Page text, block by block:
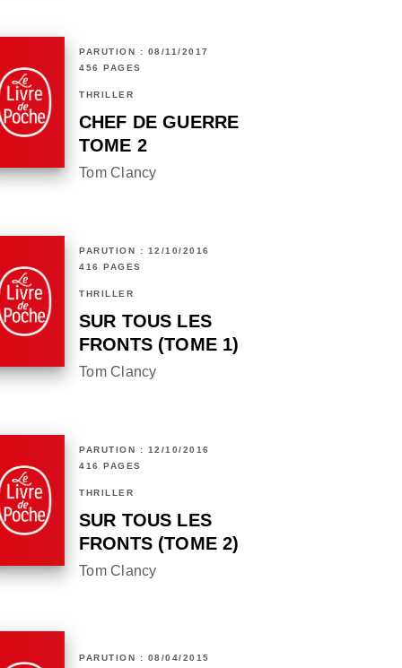
PARUTION : 08/11/2017
456 PAGES
THRILLER
CHEF DE GUERRE
TOME 2
Tom Clancy
PARUTION : 12/10/2016
416 PAGES
THRILLER
SUR TOUS LES
FRONTS (TOME 1)
Tom Clancy
PARUTION : 12/10/2016
416 PAGES
THRILLER
SUR TOUS LES
FRONTS (TOME 2)
Tom Clancy
PARUTION : 08/04/2015